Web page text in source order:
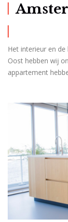
Het interieur en
Oost hebben wij
appartement